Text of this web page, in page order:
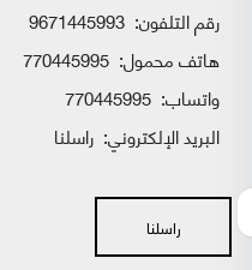
رقم التلفون: 9671445993
هاتف محمول: 770445995
واتساب:
البريد الإلكتروني: راسلنا
راسلنا